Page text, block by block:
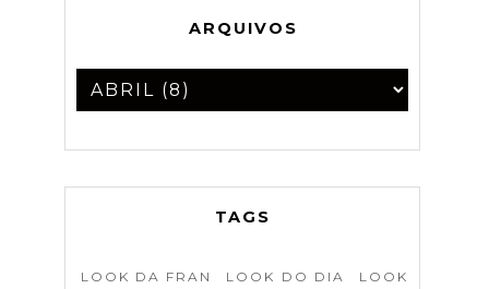
ARQUIVOS
TAGS
LOOK DA FRAN LOOK DO DIA
LOOK